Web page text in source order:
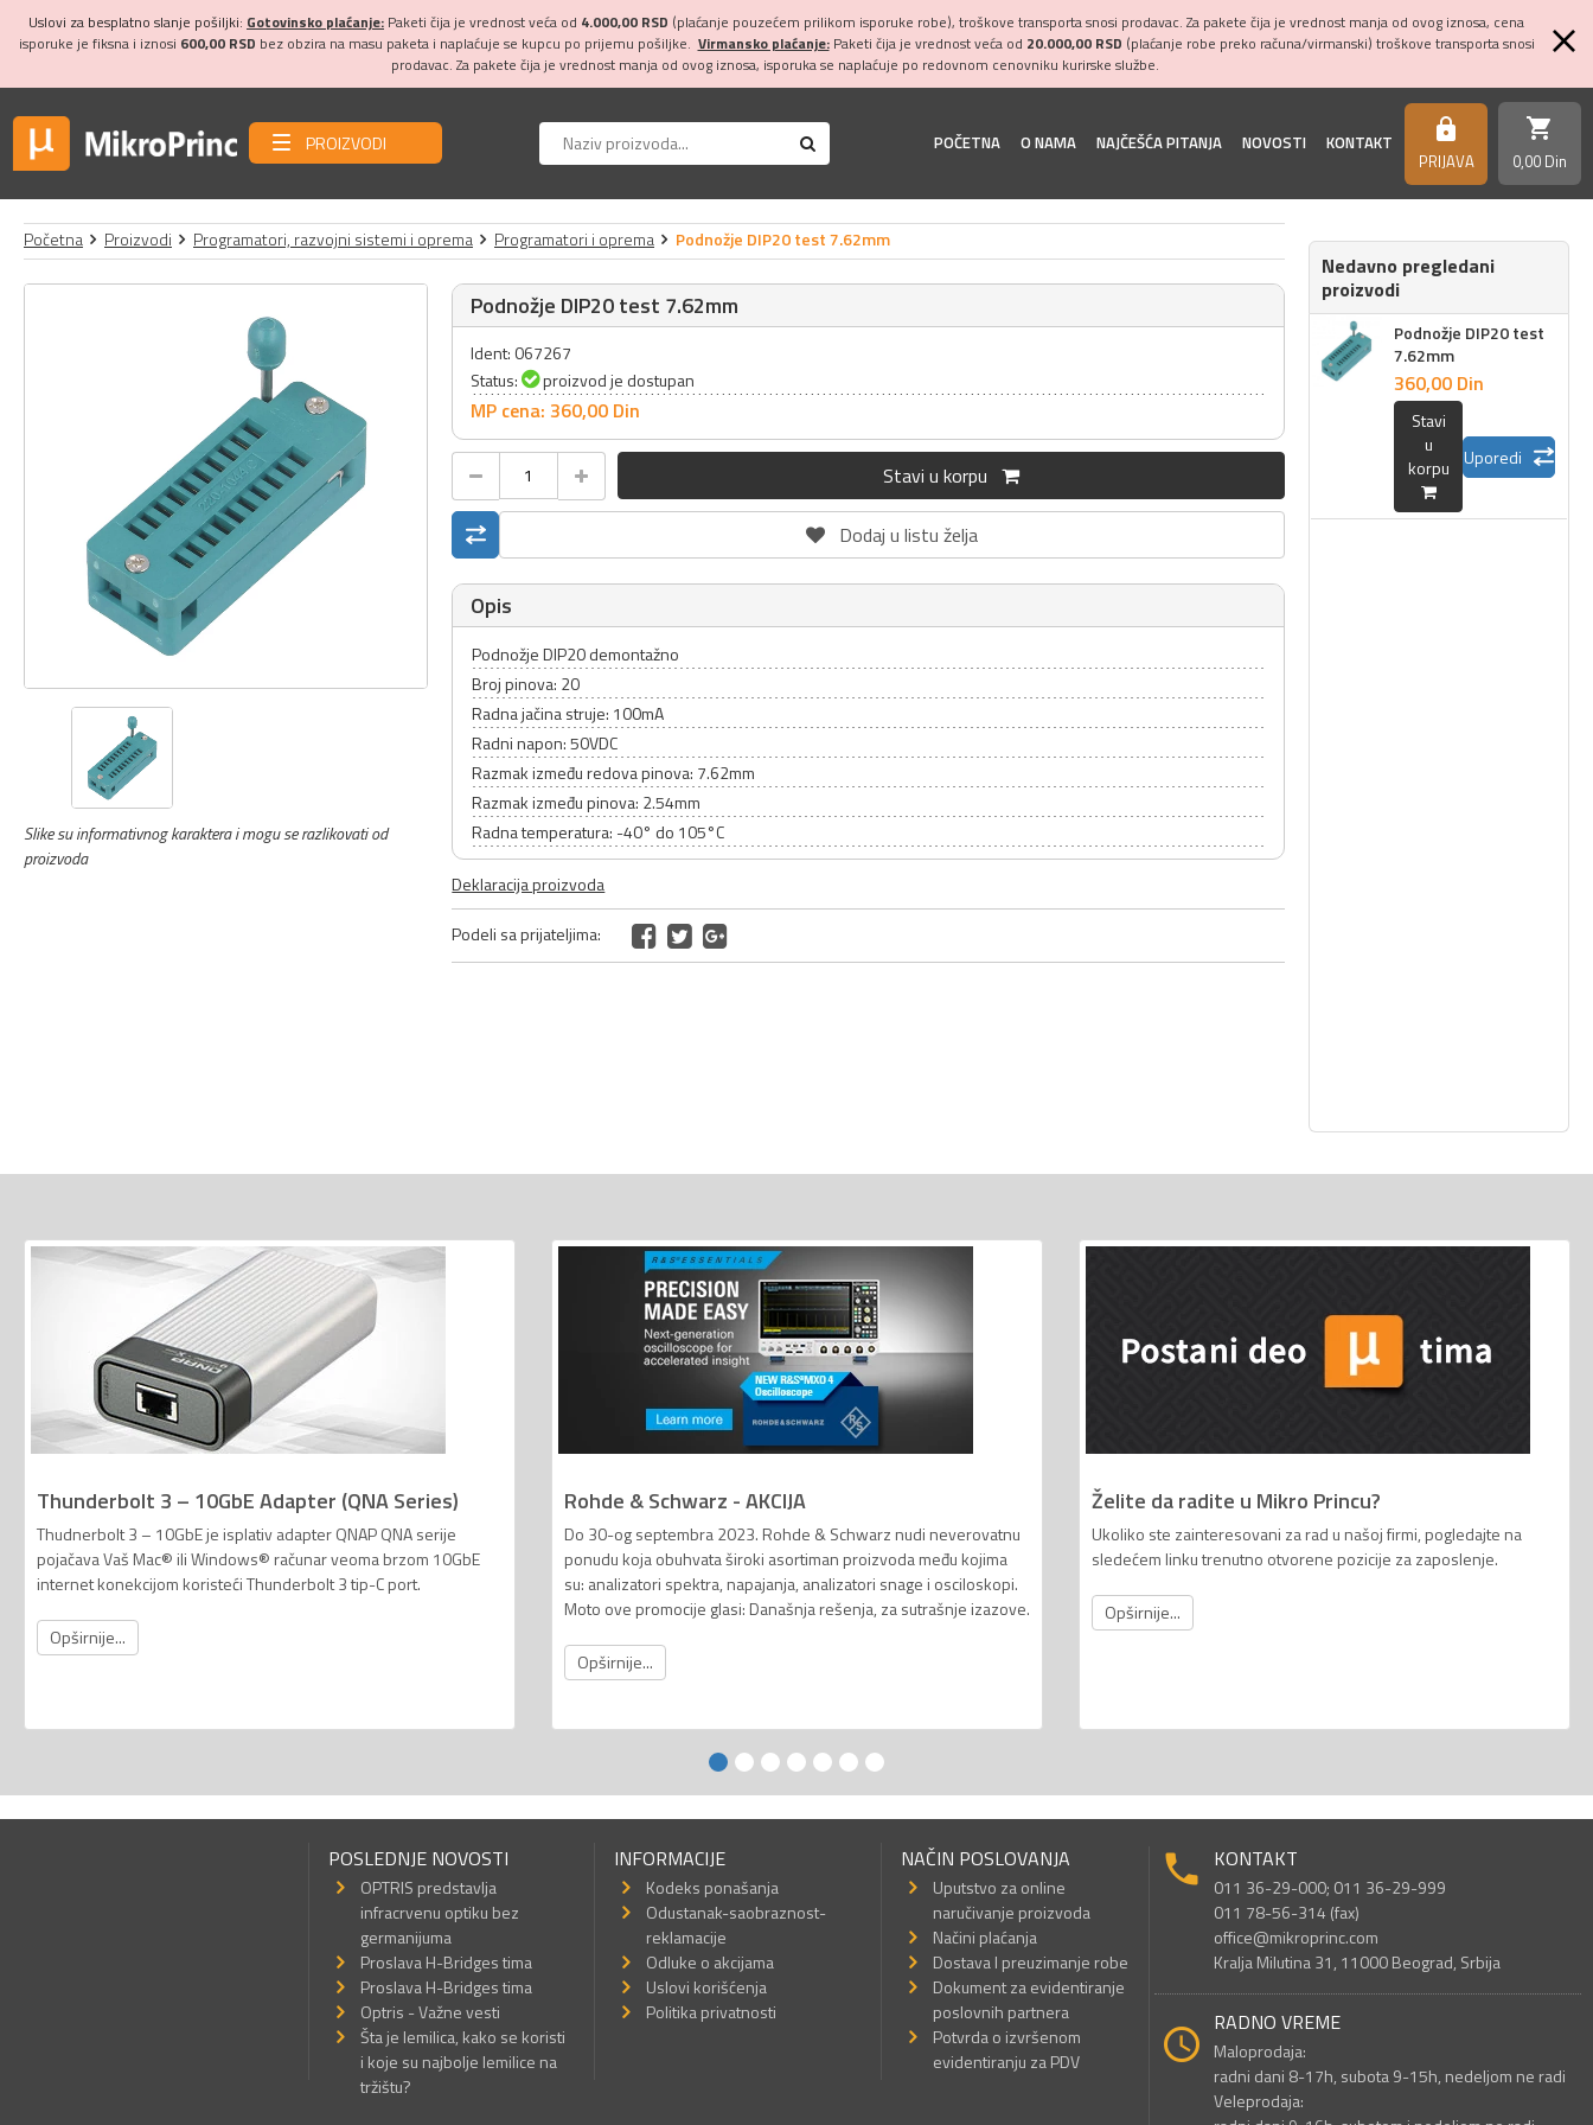
Uslovi za besplatno slanje pošiljki: Gotovinsko plaćanje: Paketi čija je vrednost veća od 4.000,00 RSD (plaćanje pouzećem prilikom isporuke robe), troškove transporta snosi prodavac. Za pakete čija je vrednost manja od ovog iznosa, cena
isporuke je fiksna i iznosi 600,00 RSD bez obzira na masu paketa i naplaćuje se kupcu po prijemu pošiljke. Virmansko plaćanje:Paketi čija je vrednost veća od 20.000,00 RSD (plaćanje robe preko računa/virmanski) troškove transporta snosi
prodavac. Za pakete čija je vrednost manja od ovog iznosa, isporuka se naplaćuje po redovnom cenovniku kurirske službe.
PROIZVODI POČETNA O NAMA NAJČEŠĆA PITANJA NOVOSTI KONTAKT https
PRIJAVA
shopping_cart
0,00 Din
Početna Proizvodi Programatori, razvojni sistemi i oprema Programatori i oprema Podnožje DIP20 test 7.62mm
Slike su informativnog karaktera i mogu se razlikovati od
proizvoda
Podnožje DIP20 test 7.62mm
Ident: 067267
Status:
proizvod je dostupan
MP cena: 360,00 Din
Stavi u korpu
Dodaj u listu želja
Opis
Podnožje DIP20 demontažno
Broj pinova: 20
Radna jačina struje: 100mA
Radni napon: 50VDC
Razmak između redova pinova: 7.62mm
Razmak između pinova: 2.54mm
Radna temperatura: -40° do 105°C
Deklaracija proizvoda
Podeli sa prijateljima:
Nedavno pregledani
proizvodi
Podnožje DIP20 test
7.62mm
360,00 Din
Stavi
u
korpu
Uporedi
Thunderbolt 3 – 10GbE Adapter (QNA Series)
Thudnerbolt 3 – 10GbE je isplativ adapter QNAP QNA serije
pojačava Vaš Mac® ili Windows® računar veoma brzom 10GbE
internet konekcijom koristeći Thunderbolt 3 tip-C port.
Opširnije...
Rohde & Schwarz - AKCIJA
Do 30-og septembra 2023. Rohde & Schwarz nudi neverovatnu
ponudu koja obuhvata široki asortiman proizvoda među kojima
su: analizatori spektra, napajanja, analizatori snage i osciloskopi.
Moto ove promocije glasi: Današnja rešenja, za sutrašnje izazove.
Opširnije...
Želite da radite u Mikro Princu?
Ukoliko ste zainteresovani za rad u našoj firmi, pogledajte na
sledećem linku trenutno otvorene pozicije za zaposlenje.
Opširnije...
POSLEDNJE NOVOSTI
OPTRIS predstavlja
infracrvenu optiku bez
germanijuma
Proslava H-Bridges tima
Proslava H-Bridges tima
Optris - Važne vesti
Šta je lemilica, kako se koristi
i koje su najbolje lemilice na
tržištu?
INFORMACIJE
Kodeks ponašanja
Odustanak-saobraznost-
reklamacije
Odluke o akcijama
Uslovi korišćenja
Politika privatnosti
NAČIN POSLOVANJA
Uputstvo za online
naručivanje proizvoda
Načini plaćanja
Dostava I preuzimanje robe
Dokument za evidentiranje
poslovnih partnera
Potvrda o izvršenom
evidentiranju za PDV
KONTAKT
011 36-29-000; 011 36-29-999
011 78-56-314 (fax)
office@mikroprinc.com
Kralja Milutina 31, 11000 Beograd, Srbija
RADNO VREME
Maloprodaja:
radni dani 8-17h, subota 9-15h, nedeljom ne radi
Veleprodaja: